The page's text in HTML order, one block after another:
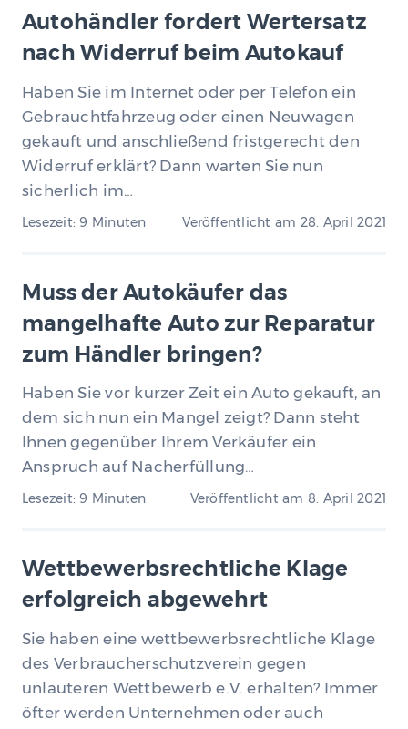
Autohändler fordert Wertersatz
nach Widerruf beim Autokauf
Haben Sie im Internet oder per Telefon ein
Gebrauchtfahrzeug oder einen Neuwagen
gekauft und anschließend fristgerecht den
Widerruf erklärt? Dann warten Sie nun
sicherlich im…
Lesezeit: 9 Minuten Veröffentlicht am 28. April 2021
Muss der Autokäufer das
mangelhafte Auto zur Reparatur
zum Händler bringen?
Haben Sie vor kurzer Zeit ein Auto gekauft, an
dem sich nun ein Mangel zeigt? Dann steht
Ihnen gegenüber Ihrem Verkäufer ein
Anspruch auf Nacherfüllung…
Lesezeit: 9 Minuten Veröffentlicht am 8. April 2021
Wettbewerbsrechtliche Klage
erfolgreich abgewehrt
Sie haben eine wettbewerbsrechtliche Klage
des Verbraucherschutzverein gegen
unlauteren Wettbewerb e.V. erhalten? Immer
öfter werden Unternehmen oder auch